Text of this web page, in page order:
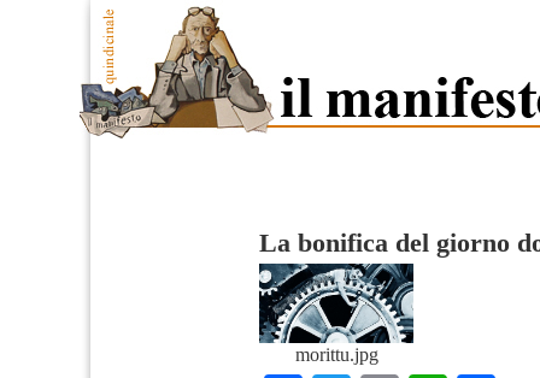
La bonifica del giorno
morittu.jpg